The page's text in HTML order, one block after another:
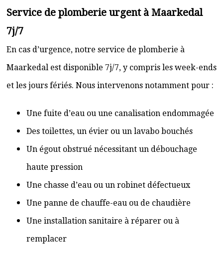
Service de plomberie urgent à Maarkedal
7j/7
En cas d’urgence, notre service de plomberie à
Maarkedal est disponible 7j/7, y compris les week-ends
et les jours fériés. Nous intervenons notamment pour :
Une fuite d’eau ou une canalisation endommagée
Des toilettes, un évier ou un lavabo bouchés
Un égout obstrué nécessitant un débouchage
haute pression
Une chasse d’eau ou un robinet défectueux
Une panne de chauffe-eau ou de chaudière
Une installation sanitaire à réparer ou à
remplacer